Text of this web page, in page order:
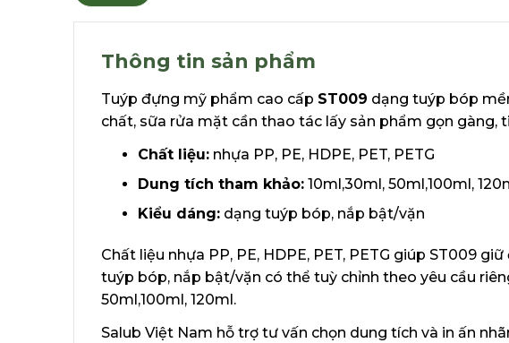
Thông tin sản phẩm
Tuýp đựng mỹ phẩm cao cấp ST009 dạng tuýp bóp
chất, sữa rửa mặt cần thao tác lấy sản phẩm gọn gàng,
Chất liệu:nhựa PP, PE, HDPE, PET, PETG
Dung tích tham khảo:10ml,30ml, 50ml,100ml,
Kiểu dáng:dạng tuýp bóp, nắp bật/vặn
Chất liệu nhựa PP, PE, HDPE, PET, PETG giúp ST009
tuýp bóp, nắp bật/vặn có thể tuỳ chỉnh theo yêu cầu
50ml,100ml, 120ml.
Salub Việt Nam hỗ trợ tư vấn chọn dung tích và in ấn